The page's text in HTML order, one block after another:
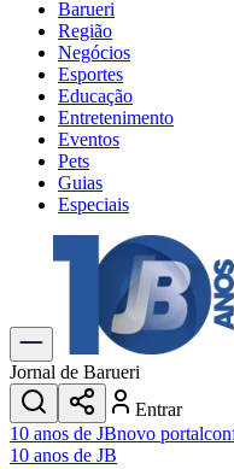
Barueri
Região
Negócios
Esportes
Educação
Entretenimento
Eventos
Pets
Guias
Especiais
Explore Tudo
Últimas Notícias
Previsão do Tempo
Trânsito e Rotas
Dia a Dia & Lazer
Transportes
Gastronomia
Cinema & Shows
JogosNovo
Jornal de Barueri
Entrar
10 anos de JBnovo portal
10 anos de JB